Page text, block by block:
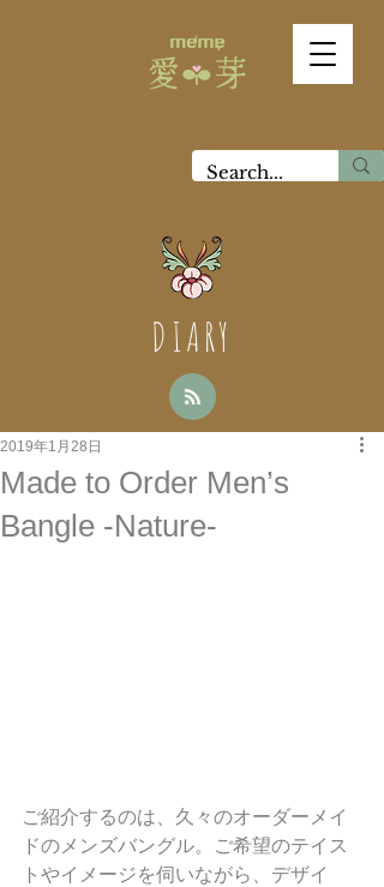
DIARY
Made to Order Men’s
Bangle -Nature-
2019年1月28日
ご紹介するのは、久々のオーダーメイ
ドのメンズバングル。ご希望のテイス
トやイメージを伺いながら、デザイ